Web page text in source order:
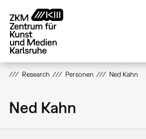
zum
Inhalt
Research Personen Ned Kahn
Ned Kahn